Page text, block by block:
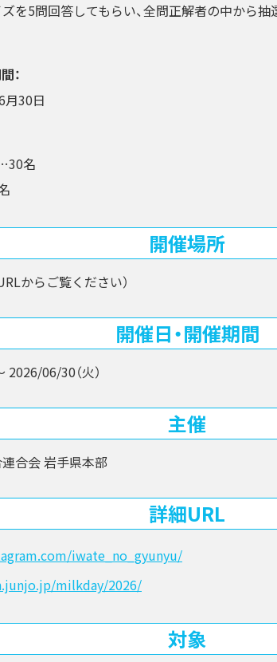
を5問回答してもらい、全問正解者の中から
：
月30日
名
開催場所
からご覧ください）
開催日・開催期間
2026/06/30（火）
主催
合会 岩手県本部
詳細URL
iwate_no_gyunyu/
milkday/2026/
対象